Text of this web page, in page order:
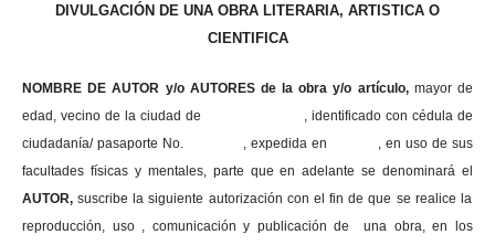
DIVULGACIÓN DE UNA OBRA LITERARIA, ARTISTICA O
CIENTIFICA
NOMBRE DE AUTOR y/o AUTORES de la obra y/o artículo, mayor de
edad, vecino de la ciudad de , identificado con cédula de
ciudadanía/ pasaporte No. , expedida en , en uso de sus
facultades físicas y mentales, parte que en adelante se denominará el
AUTOR,suscribe la siguiente autorización con el fin de que se realice la
reproducción, uso , comunicación y publicación de una obra, en los